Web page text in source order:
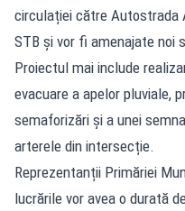
circulației către
STB și vor fi amenajate noi
Proiectul mai include
evacuare a apelor pluviale,
semaforizări și a unei
arterele din intersecție.
Reprezentanții Primăriei
lucrările vor avea o durată